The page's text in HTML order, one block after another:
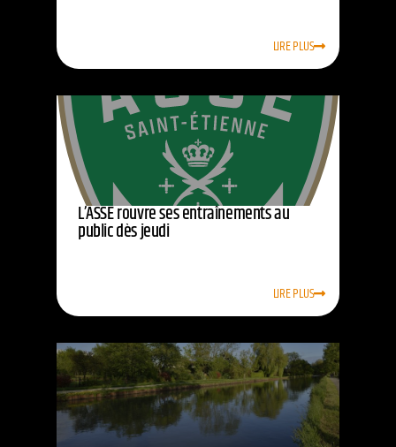
LIRE PLUS
L’ASSE rouvre ses entraînements au
public dès jeudi
LIRE PLUS